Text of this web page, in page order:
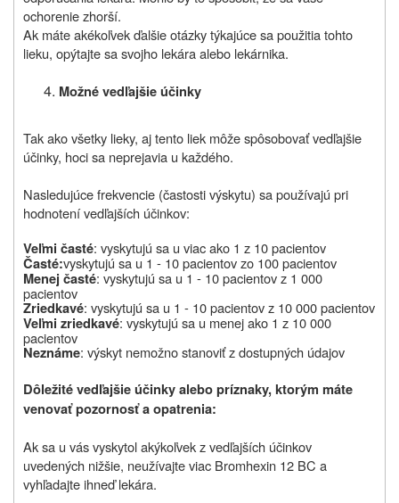
ochorenie zhorší.
Ak máte akékoľvek ďalšie otázky týkajúce sa použitia tohto
lieku, opýtajte sa svojho lekára alebo lekárnika.
Možné vedľajšie účinky
Tak ako všetky lieky, aj tento liek môže spôsobovať vedľajšie
účinky, hoci sa neprejavia u každého.
Nasledujúce frekvencie (častosti výskytu) sa používajú pri
hodnotení vedľajších účinkov:
Veľmi časté: vyskytujú sa u viac ako 1 z 10 pacientov
Časté:vyskytujú sa u 1 - 10 pacientov zo 100 pacientov
Menej časté: vyskytujú sa u 1 - 10 pacientov z 1 000
pacientov
Zriedkavé: vyskytujú sa u 1 - 10 pacientov z 10 000 pacientov
Veľmi zriedkavé: vyskytujú sa u menej ako 1 z 10 000
pacientov
Neznáme: výskyt nemožno stanoviť z dostupných údajov
Dôležité vedľajšie účinky alebo príznaky, ktorým máte
venovať pozornosť a opatrenia:
Ak sa u vás vyskytol akýkoľvek z vedľajších účinkov
uvedených nižšie, neužívajte viac Bromhexin 12 BC a
vyhľadajte ihneď lekára.